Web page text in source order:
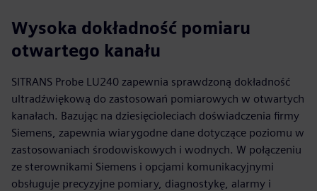
Wysoka dokładność pomiaru
otwartego kanału
SITRANS Probe LU240 zapewnia sprawdzoną dokładność
ultradźwiękową do zastosowań pomiarowych w otwartych
kanałach. Bazując na dziesięcioleciach doświadczenia firmy
Siemens, zapewnia wiarygodne dane dotyczące poziomu w
zastosowaniach środowiskowych i wodnych. W połączeniu
ze sterownikami Siemens i opcjami komunikacyjnymi
obsługuje precyzyjne pomiary, diagnostykę, alarmy i